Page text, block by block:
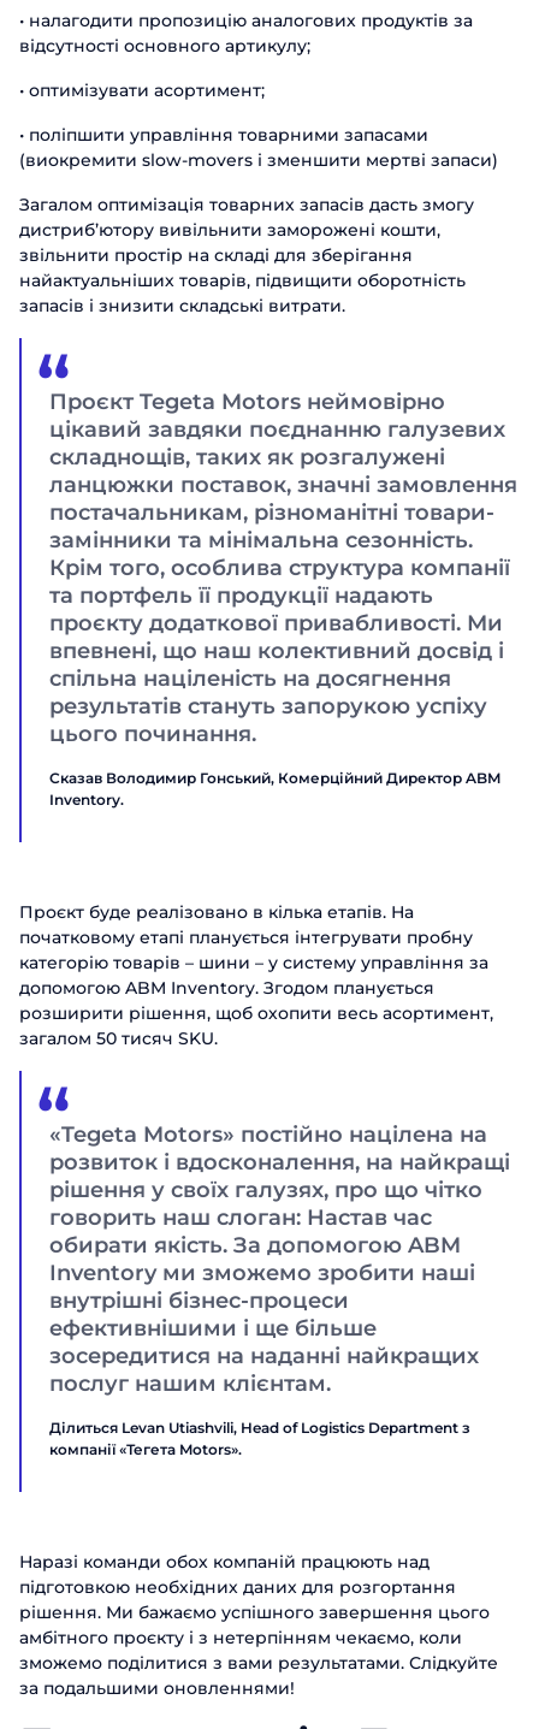
• налагодити пропозицію аналогових продуктів за
відсутності основного артикулу;
• оптимізувати асортимент;
• поліпшити управління товарними запасами
(виокремити slow-movers і зменшити мертві запаси)
Загалом оптимізація товарних запасів дасть змогу
дистриб’ютору вивільнити заморожені кошти,
звільнити простір на складі для зберігання
найактуальніших товарів, підвищити оборотність
запасів і знизити складські витрати.
Проєкт Tegeta Motors неймовірно
цікавий завдяки поєднанню галузевих
складнощів, таких як розгалужені
ланцюжки поставок, значні замовлення
постачальникам, різноманітні товари-
замінники та мінімальна сезонність.
Крім того, особлива структура компанії
та портфель її продукції надають
проєкту додаткової привабливості. Ми
впевнені, що наш колективний досвід і
спільна націленість на досягнення
результатів стануть запорукою успіху
цього починання.
Сказав Володимир Гонський, Комерційний Директор ABM
Inventory.
Проєкт буде реалізовано в кілька етапів. На
початковому етапі планується інтегрувати пробну
категорію товарів – шини – у систему управління за
допомогою ABM Inventory. Згодом планується
розширити рішення, щоб охопити весь асортимент,
загалом 50 тисяч SKU.
«Tegeta Motors» постійно націлена на
розвиток і вдосконалення, на найкращі
рішення у своїх галузях, про що чітко
говорить наш слоган: Настав час
обирати якість. За допомогою ABM
Inventory ми зможемо зробити наші
внутрішні бізнес-процеси
ефективнішими і ще більше
зосередитися на наданні найкращих
послуг нашим клієнтам.
Ділиться Levan Utiashvili, Head of Logistics Department з
компанії «Тегета Motors».
Наразі команди обох компаній працюють над
підготовкою необхідних даних для розгортання
рішення. Ми бажаємо успішного завершення цього
амбітного проєкту і з нетерпінням чекаємо, коли
зможемо поділитися з вами результатами. Слідкуйте
за подальшими оновленнями!
Замовити